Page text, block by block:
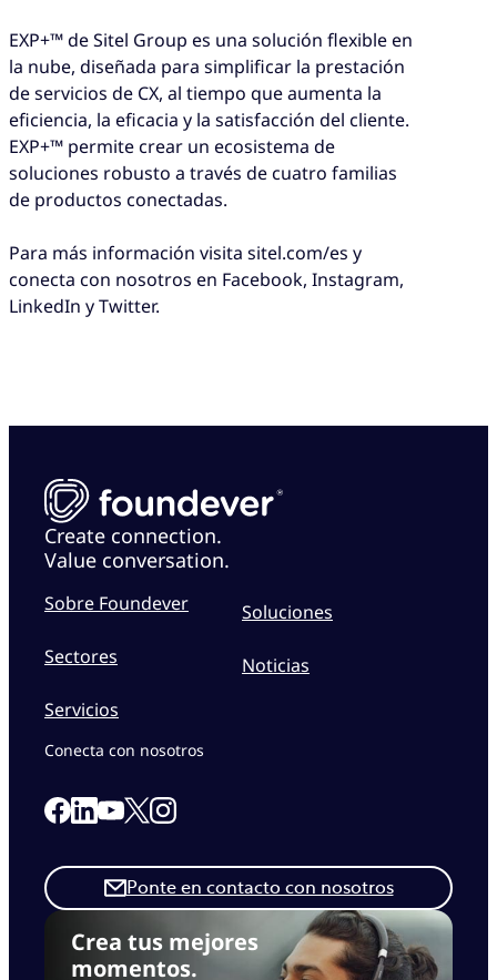
EXP+™ de Sitel Group es una solución flexible en
la nube, diseñada para simplificar la prestación
de servicios de CX, al tiempo que aumenta la
eficiencia, la eficacia y la satisfacción del cliente.
EXP+™ permite crear un ecosistema de
soluciones robusto a través de cuatro familias
de productos conectadas.
Para más información visita sitel.com/es y
conecta con nosotros en Facebook, Instagram,
LinkedIn y Twitter.
Create connection.
Value conversation.
Sobre Foundever
Sectores
Servicios
Soluciones
Noticias
Crea tus mejores
momentos.
Ponte en contacto con nosotros
Conecta con nosotros
Link to our Facebook page
Link to our Linkedin page
Link to our Youtube page
Link to our X page
Link to our Instagram page